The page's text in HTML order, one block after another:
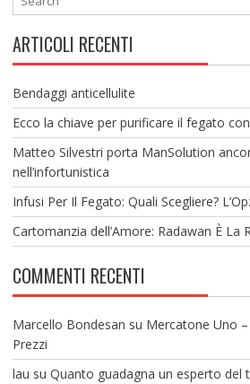
ARTICOLI RECENTI
Bendaggi anticellulite
Ecco la chiave per purificare il fegato
Matteo Silvestri porta ManSolution
nell’infortunistica
Infusi Per Il Fegato: Quali Scegliere?
Cartomanzia dell’Amore: Radawan È La
COMMENTI RECENTI
Marcello Bondesan su Mercatone Uno
Prezzi
lau su Quanto guadagna un esperto del